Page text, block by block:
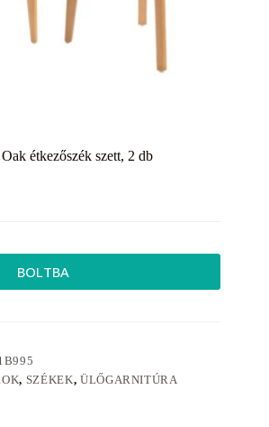
étkezőszék szett, 2 db
BOLTBA
, SZÉKEK, ÜLŐGARNITÚRA